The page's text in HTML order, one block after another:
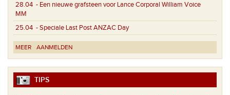
28.04 - Een nieuwe grafsteen voor Lance Corporal William Voice
MM
25.04 - Speciale Last Post ANZAC Day
MEER AANMELDEN
TIPS